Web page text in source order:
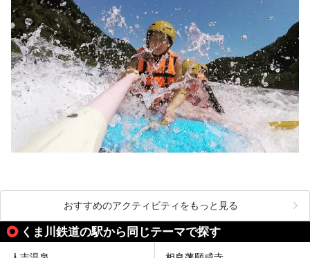
おすすめのアクティビティをもっと見る
くま川鉄道の駅から同じテーマで探す